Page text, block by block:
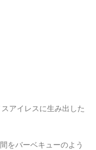
アイレスに生み出した
をバーベキューのよう